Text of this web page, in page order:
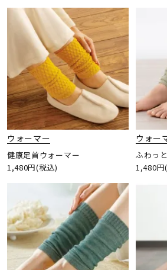
ウォーマー
健康足首ウォーマー
1,480円(税込)
ウォー
ふわっ
1,480円